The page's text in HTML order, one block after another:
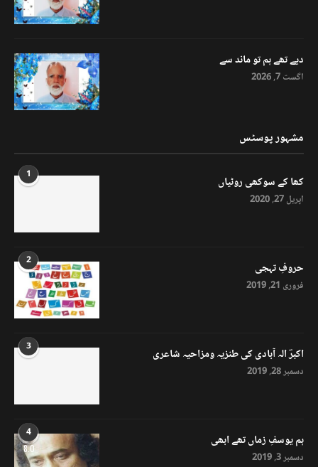
دیے تھے ہم تو ماند سے
اگست 7, 2026
مشہور پوسٹس
1 کھا کے سوکھی روٹیاں
اپریل 27, 2020
2 حروفِ تہجی
فروری 21, 2019
3 اکبرؔ الہ آبادی کی طنزیہ ومزاحیہ شاعری
دسمبر 28, 2019
4
8.0 ہم یوسفِ زماں تھے ابھی
دسمبر 3, 2019